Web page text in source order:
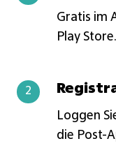
Gratis im
Play Store.
herunterladen
2
Loggen
die Post-
Registration
SwissID